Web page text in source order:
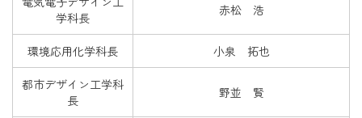
学科長
赤松 浩
環境応用化学科長 小泉 拓也
都市デザイン工学科
長
野並 賢